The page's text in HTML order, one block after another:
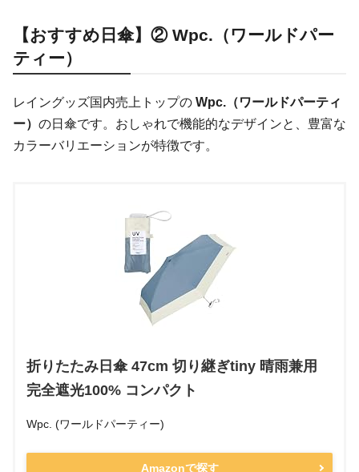
【おすすめ日傘】② Wpc.（ワールドパー
ティー）
レイングッズ国内売上トップの Wpc.（ワールドパーティ
ー） の日傘です。おしゃれで機能的なデザインと、豊富な
カラーバリエーションが特徴です。
折りたたみ日傘 47cm 切り継ぎtiny 晴雨兼用
完全遮光100% コンパクト
Wpc. (ワールドパーティー)
Amazonで探す